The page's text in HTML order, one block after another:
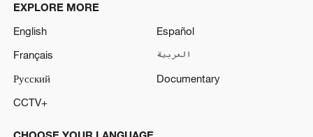
EXPLORE MORE
English
Español
Français
العربية
Русский
Documentary
CCTV+